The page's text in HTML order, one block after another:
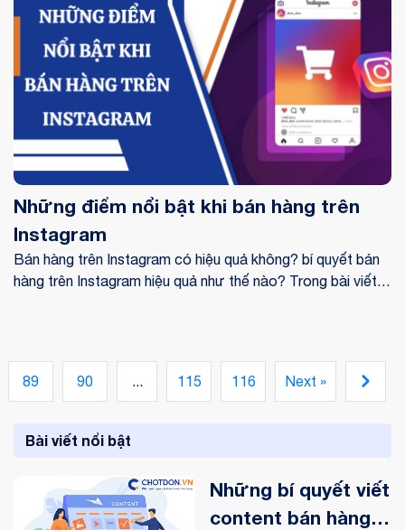
sở hữu phổ biến ưu điểm và có khả năng hỗ trợ người bán,
các bạn tốt hơn nhiều so với các phương thức bán hàng
truyền thống mà chúng ta thường thấy.
Những điểm nổi bật khi bán hàng trên
Instagram
Bán hàng trên Instagram có hiệu quả không? bí quyết bán
hàng trên Instagram hiệu quả như thế nào? Trong bài viết
bị bán hàng online.
Next »
89 90 ... 115 116
Bài viết nổi bật
Những bí quyết viết
content bán hàng